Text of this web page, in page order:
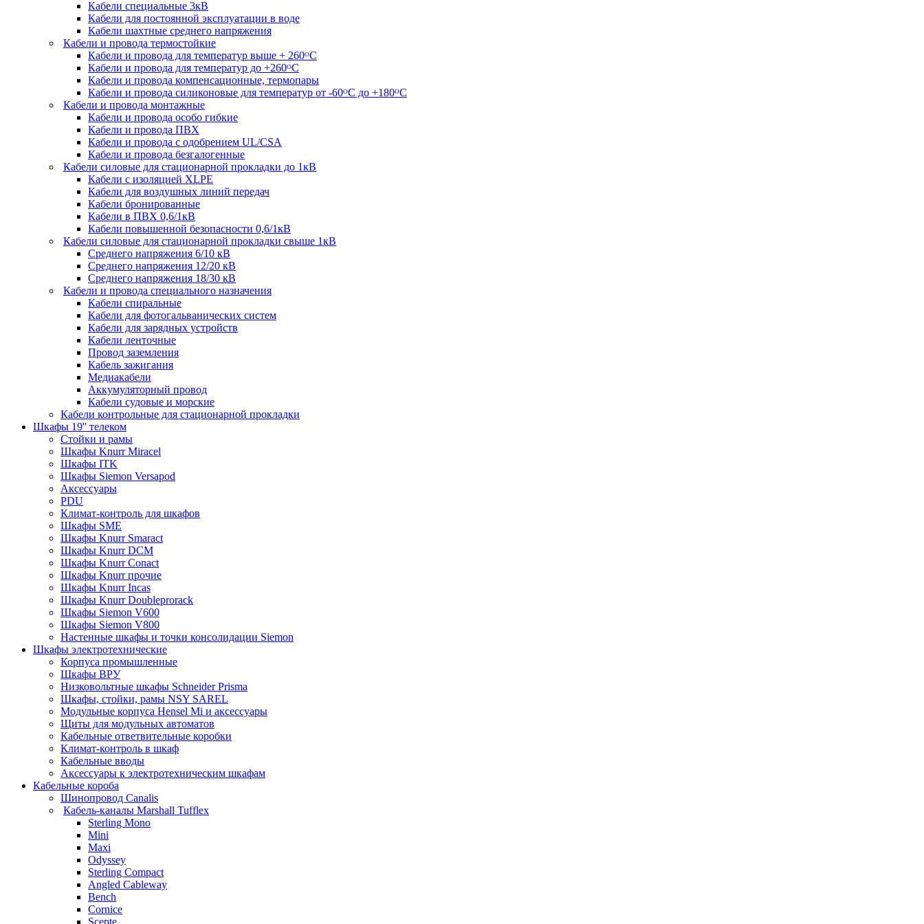
Кабели специальные 3кВ
Кабели для постоянной эксплуатации в воде
Кабели шахтные среднего напряжения
Кабели и провода термостойкие
Кабели и провода для температур выше + 260ᴼС
Кабели и провода для температур до +260ᴼС
Кабели и провода компенсационные, термопары
Кабели и провода силиконовые для температур от -60ᴼC до +180ᴼС
Кабели и провода монтажные
Кабели и провода особо гибкие
Кабели и провода ПВХ
Кабели и провода с одобрением UL/CSA
Кабели и провода безгалогенные
Кабели силовые для стационарной прокладки до 1кВ
Кабели c изоляцией XLPE
Кабели для воздушных линий передач
Кабели бронированные
Кабели в ПВХ 0,6/1кВ
Кабели повышенной безопасности 0,6/1кВ
Кабели силовые для стационарной прокладки свыше 1кВ
Среднего напряжения 6/10 кВ
Среднего напряжения 12/20 кВ
Среднего напряжения 18/30 кВ
Кабели и провода специального назначения
Кабели спиральные
Кабели для фотогальванических систем
Кабели для зарядных устройств
Кабели ленточные
Провод заземления
Кабель зажигания
Медиакабели
Аккумуляторный провод
Кабели судовые и морские
Кабели контрольные для стационарной прокладки
Шкафы 19'' телеком
Стойки и рамы
Шкафы Knurr Miracel
Шкафы ITK
Шкафы Siemon Versapod
Аксессуары
PDU
Климат-контроль для шкафов
Шкафы SME
Шкафы Knurr Smaract
Шкафы Knurr DCM
Шкафы Knurr Conact
Шкафы Knurr прочие
Шкафы Knurr Incas
Шкафы Knurr Doubleprorack
Шкафы Siemon V600
Шкафы Siemon V800
Настенные шкафы и точки консолидации Siemon
Шкафы электротехнические
Корпуса промышленные
Шкафы ВРУ
Низковольтные шкафы Schneider Prisma
Шкафы, стойки, рамы NSY SAREL
Модульные корпуса Hensel Mi и аксессуары
Щиты для модульных автоматов
Кабельные ответвительные коробки
Климат-контроль в шкаф
Кабельные вводы
Аксессуары к электротехническим шкафам
Кабельные короба
Шинопровод Canalis
Кабель-каналы Marshall Tufflex
Sterling Mono
Mini
Maxi
Odyssey
Sterling Compact
Angled Cableway
Bench
Cornice
Scepte